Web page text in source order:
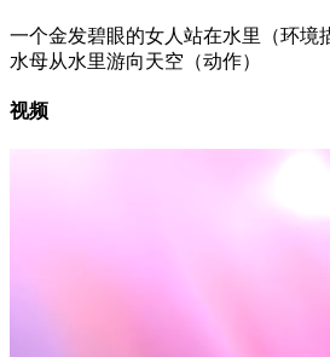
一个金发碧眼的女人站在水里（环境
水母从水里游向天空（动作）
视频